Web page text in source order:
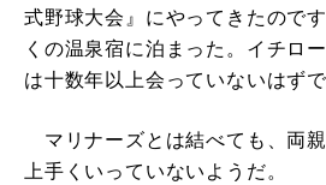
式野球大会』にやってきたので
くの温泉宿に泊まった。イチロ
は十数年以上会っていないはず
マリナーズとは結べても、両
上手くいっていないようだ。